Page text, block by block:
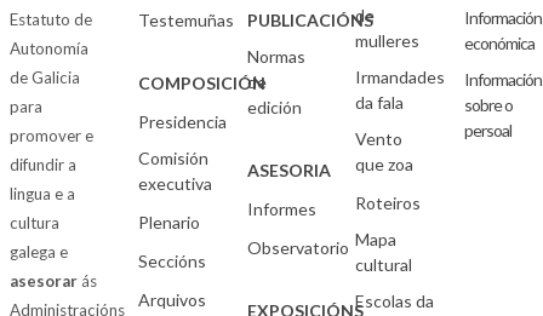
Estatuto de
Autonomía
de Galicia
para
promover e
difundir a
lingua e a
cultura
galega e
asesorarás
Administracións
Testemuñas
COMPOSICIÓN
Presidencia
Comisión
executiva
Plenario
Seccións
Arquivos
PUBLICACIÓNS
Normas
de
edición
ASESORIA
Informes
Observatorio
EXPOSICIÓNS
de
mulleres
Irmandades
da fala
Vento
que zoa
Roteiros
Mapa
cultural
Escolas da
Información
económica
Información
sobre o
persoal